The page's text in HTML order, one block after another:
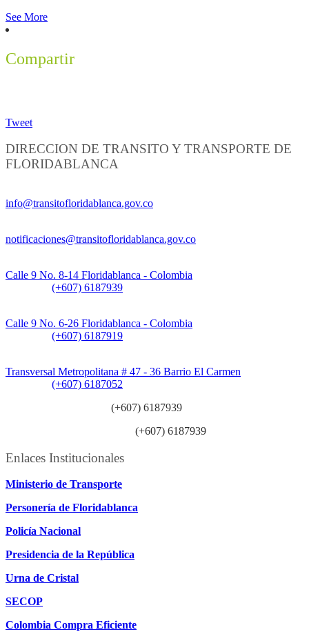
See More
Compartir
Tweet
DIRECCION DE TRANSITO Y TRANSPORTE DE
FLORIDABLANCA
info@transitofloridablanca.gov.co
notificaciones@transitofloridablanca.gov.co
Calle 9 No. 8-14 Floridablanca - Colombia
(+607) 6187939
Calle 9 No. 6-26 Floridablanca - Colombia
(+607) 6187919
Transversal Metropolitana # 47 - 36 Barrio El Carmen
(+607) 6187052
(+607) 6187939
(+607) 6187939
Enlaces Institucionales
Ministerio de Transporte
Personería de Floridablanca
Policía Nacional
Presidencia de la República
Urna de Cristal
SECOP
Colombia Compra Eficiente